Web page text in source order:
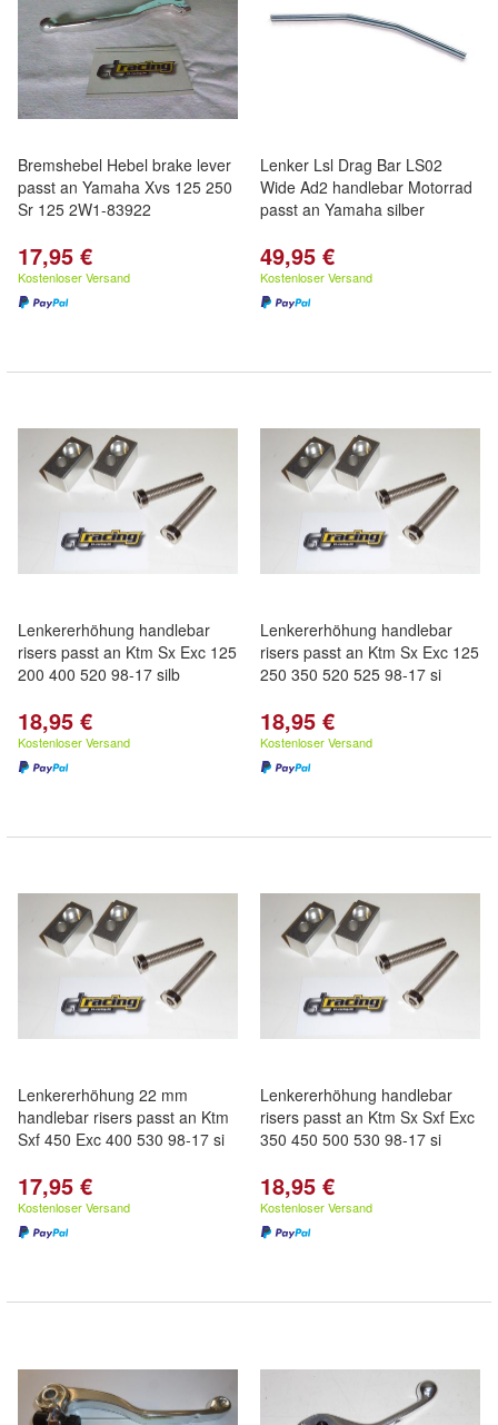
Bremshebel Hebel brake lever
passt an Yamaha Xvs 125 250
Sr 125 2W1-83922
17,95 €
Kostenloser Versand
Lenker Lsl Drag Bar LS02
Wide Ad2 handlebar Motorrad
passt an Yamaha silber
49,95 €
Kostenloser Versand
Lenkererhöhung handlebar
risers passt an Ktm Sx Exc 125
200 400 520 98-17 silb
18,95 €
Kostenloser Versand
Lenkererhöhung handlebar
risers passt an Ktm Sx Exc 125
250 350 520 525 98-17 si
18,95 €
Kostenloser Versand
Lenkererhöhung 22 mm
handlebar risers passt an Ktm
Sxf 450 Exc 400 530 98-17 si
17,95 €
Kostenloser Versand
Lenkererhöhung handlebar
risers passt an Ktm Sx Sxf Exc
350 450 500 530 98-17 si
18,95 €
Kostenloser Versand